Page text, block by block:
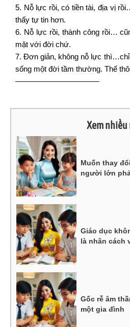
5. Nỗ lực rồi, có tiền tài, địa vị
thấy tự tin hơn.
6. Nỗ lực rồi, thành công rồi…
mặt với đời chứ.
7. Đơn giản, không nỗ lực
sống một đời tầm thường. Thế
———————————
Xem
Muốn thay
người lớn
Giáo dục
là nhân cách
Gốc rễ âm
một gia đình